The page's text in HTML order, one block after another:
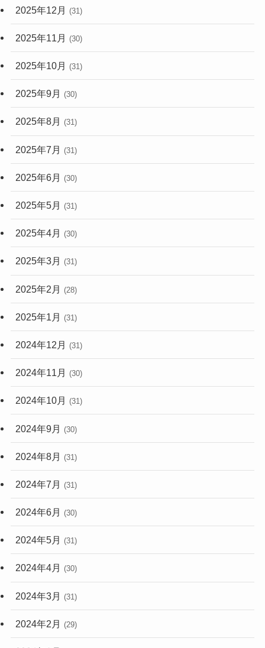
2025年12月 (31)
2025年11月 (30)
2025年10月 (31)
2025年9月 (30)
2025年8月 (31)
2025年7月 (31)
2025年6月 (30)
2025年5月 (31)
2025年4月 (30)
2025年3月 (31)
2025年2月 (28)
2025年1月 (31)
2024年12月 (31)
2024年11月 (30)
2024年10月 (31)
2024年9月 (30)
2024年8月 (31)
2024年7月 (31)
2024年6月 (30)
2024年5月 (31)
2024年4月 (30)
2024年3月 (31)
2024年2月 (29)